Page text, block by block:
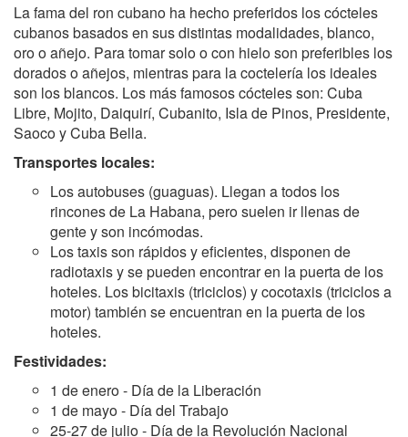
La fama del ron cubano ha hecho preferidos los cócteles
cubanos basados en sus distintas modalidades, blanco,
oro o añejo. Para tomar solo o con hielo son preferibles los
dorados o añejos, mientras para la coctelería los ideales
son los blancos. Los más famosos cócteles son: Cuba
Libre, Mojito, Daiquirí, Cubanito, Isla de Pinos, Presidente,
Saoco y Cuba Bella.
Transportes locales:
Los autobuses (guaguas). Llegan a todos los
rincones de La Habana, pero suelen ir llenas de
gente y son incómodas.
Los taxis son rápidos y eficientes, disponen de
radiotaxis y se pueden encontrar en la puerta de los
hoteles. Los bicitaxis (triciclos) y cocotaxis (triciclos a
motor) también se encuentran en la puerta de los
hoteles.
Festividades:
1 de enero - Día de la Liberación
1 de mayo - Día del Trabajo
25-27 de julio - Día de la Revolución Nacional